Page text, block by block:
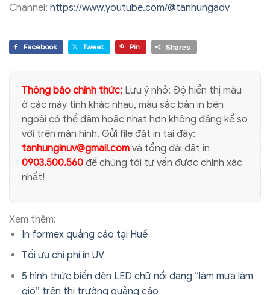
Channel: https://www.youtube.com/@tanhungadv
Facebook Tweet Pin Shares
Thông báo chính thức: Lưu ý nhỏ: Độ hiển thị màu
ở các máy tính khác nhau, màu sắc bản in bên
ngoài có thể đậm hoặc nhạt hơn không đáng kể so
với trên màn hình. Gửi file đặt in tại đây:
tanhunginuv@gmail.com và tổng đài đặt in
0903.500.560 để chúng tôi tư vấn được chính xác
nhất!
Xem thêm:
In formex quảng cáo tại Huế
Tối ưu chi phí in UV
5 hình thức biển đèn LED chữ nổi đang “làm mưa làm
gió” trên thị trường quảng cáo